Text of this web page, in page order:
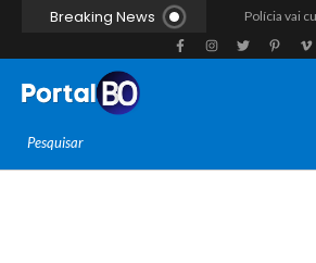
Breaking News